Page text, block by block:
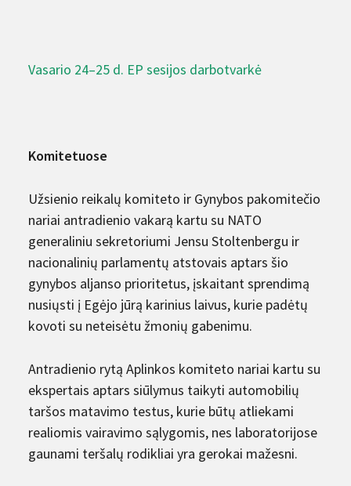
Vasario 24–25 d. EP sesijos darbotvarkė
Komitetuose
Užsienio reikalų komiteto ir Gynybos pakomitečio
nariai antradienio vakarą kartu su NATO
generaliniu sekretoriumi Jensu Stoltenbergu ir
nacionalinių parlamentų atstovais aptars šio
gynybos aljanso prioritetus, įskaitant sprendimą
nusiųsti į Egėjo jūrą karinius laivus, kurie padėtų
kovoti su neteisėtu žmonių gabenimu.
Antradienio rytą Aplinkos komiteto nariai kartu su
ekspertais aptars siūlymus taikyti automobilių
taršos matavimo testus, kurie būtų atliekami
realiomis vairavimo sąlygomis, nes laboratorijose
gaunami teršalų rodikliai yra gerokai mažesni.